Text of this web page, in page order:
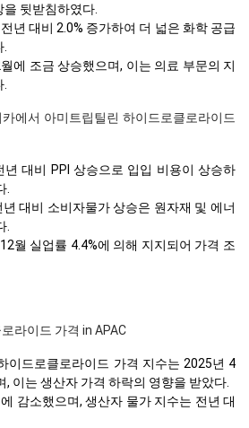
뒷받침하였다.
년 대비 2.0% 증가하여 더 넓은 화학 공급
에 조금 상승했으며, 이는 의료 부문의 지
에서 아미트립틸린 하이드로클로라이드
년 대비 PPI 상승으로 입입 비용이 상승하
.
대비 소비자물가 상승은 원자재 및 에너
.
월 실업률 4.4%에 의해 지지되어 가격 조
라이드 가격 in APAC
이드로클로라이드 가격 지수는 2025년 4
, 이는 생산자 가격 하락의 영향을 받았다.
감소했으며, 생산자 물가 지수는 전년 대